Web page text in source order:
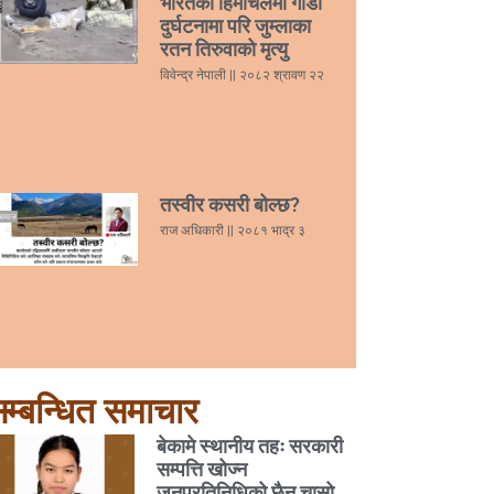
दुर्घटनामा परि जुम्लाका
रतन तिरुवाको मृत्यु
विवेन्द्र नेपाली २०८२ श्रावण २२
तस्वीर कसरी बोल्छ?
राज अधिकारी २०८१ भाद्र ३
समाचार
बेकामे स्थानीय तहः सरकारी
सम्पत्ति खोज्न